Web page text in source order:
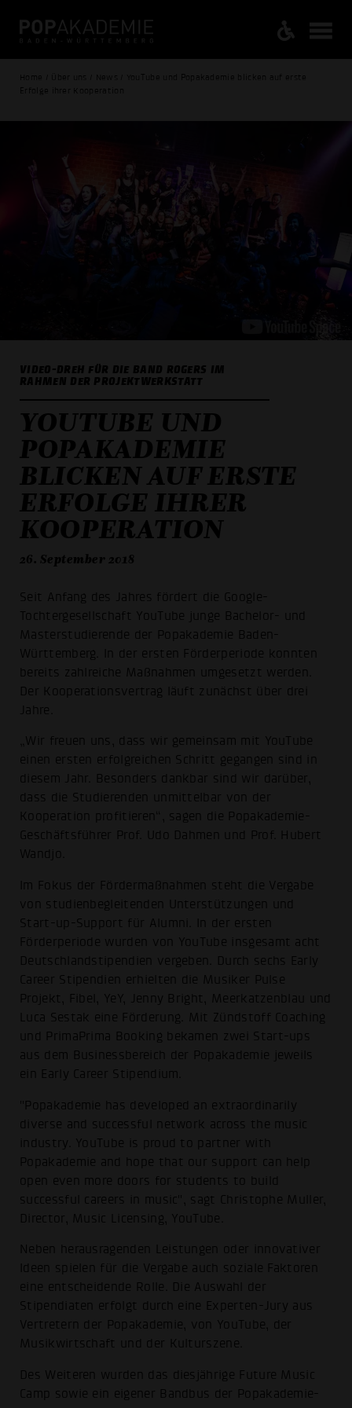
Home / Über uns / News / YouTube und Popakademie blicken auf erste
Erfolge ihrer Kooperation
VIDEO-DREH FÜR DIE BAND ROGERS IM
RAHMEN DER PROJEKTWERKSTATT
YOUTUBE UND
POPAKADEMIE
BLICKEN AUF ERSTE
ERFOLGE IHRER
KOOPERATION
26. September 2018
Seit Anfang des Jahres fördert die Google-
Tochtergesellschaft YouTube junge Bachelor- und
Masterstudierende der Popakademie Baden-
Württemberg. In der ersten Förderperiode konnten
bereits zahlreiche Maßnahmen umgesetzt werden.
Der Kooperationsvertrag läuft zunächst über drei
Jahre.
„Wir freuen uns, dass wir gemeinsam mit YouTube
einen ersten erfolgreichen Schritt gegangen sind in
diesem Jahr. Besonders dankbar sind wir darüber,
dass die Studierenden unmittelbar von der
Kooperation profitieren“, sagen die Popakademie-
Geschäftsführer Prof. Udo Dahmen und Prof. Hubert
Wandjo.
Im Fokus der Fördermaßnahmen steht die Vergabe
von studienbegleitenden Unterstützungen und
Start-up-Support für Alumni. In der ersten
Förderperiode wurden von YouTube insgesamt acht
Deutschlandstipendien vergeben. Durch sechs Early
Career Stipendien erhielten die Musiker Pulse
Projekt, Fibel, YeY, Jenny Bright, Meerkatzenblau und
Luca Sestak eine Förderung. Mit Zündstoff Coaching
und PrimaPrima Booking bekamen zwei Start-ups
aus dem Businessbereich der Popakademie jeweils
ein Early Career Stipendium.
"Popakademie has developed an extraordinarily
diverse and successful network across the music
industry. YouTube is proud to partner with
Popakademie and hope that our support can help
open even more doors for students to build
successful careers in music", sagt Christophe Muller,
Director, Music Licensing, YouTube.
Neben herausragenden Leistungen oder innovativer
Ideen spielen für die Vergabe auch soziale Faktoren
eine entscheidende Rolle. Die Auswahl der
Stipendiaten erfolgt durch eine Experten-Jury aus
Vertretern der Popakademie, von YouTube, der
Musikwirtschaft und der Kulturszene.
Des Weiteren wurden das diesjährige Future Music
Camp sowie ein eigener Bandbus der Popakademie-